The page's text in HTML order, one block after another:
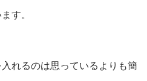
す。
れるのは思っているよりも簡